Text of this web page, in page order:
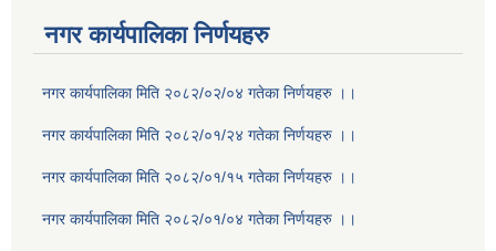
नगर कार्यपालिका निर्णयहरु
नगर कार्यपालिका मिति २०८२/०२/०४ गतेका निर्णयहरु ।।
नगर कार्यपालिका मिति २०८२/०१/२४ गतेका निर्णयहरु ।।
नगर कार्यपालिका मिति २०८२/०१/१५ गतेका निर्णयहरु ।।
नगर कार्यपालिका मिति २०८२/०१/०४ गतेका निर्णयहरु ।।